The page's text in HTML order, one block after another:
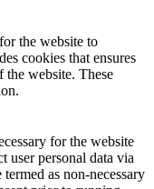
the website to
cookies that ensures
the website. These
for the website
user personal data via
as non-necessary